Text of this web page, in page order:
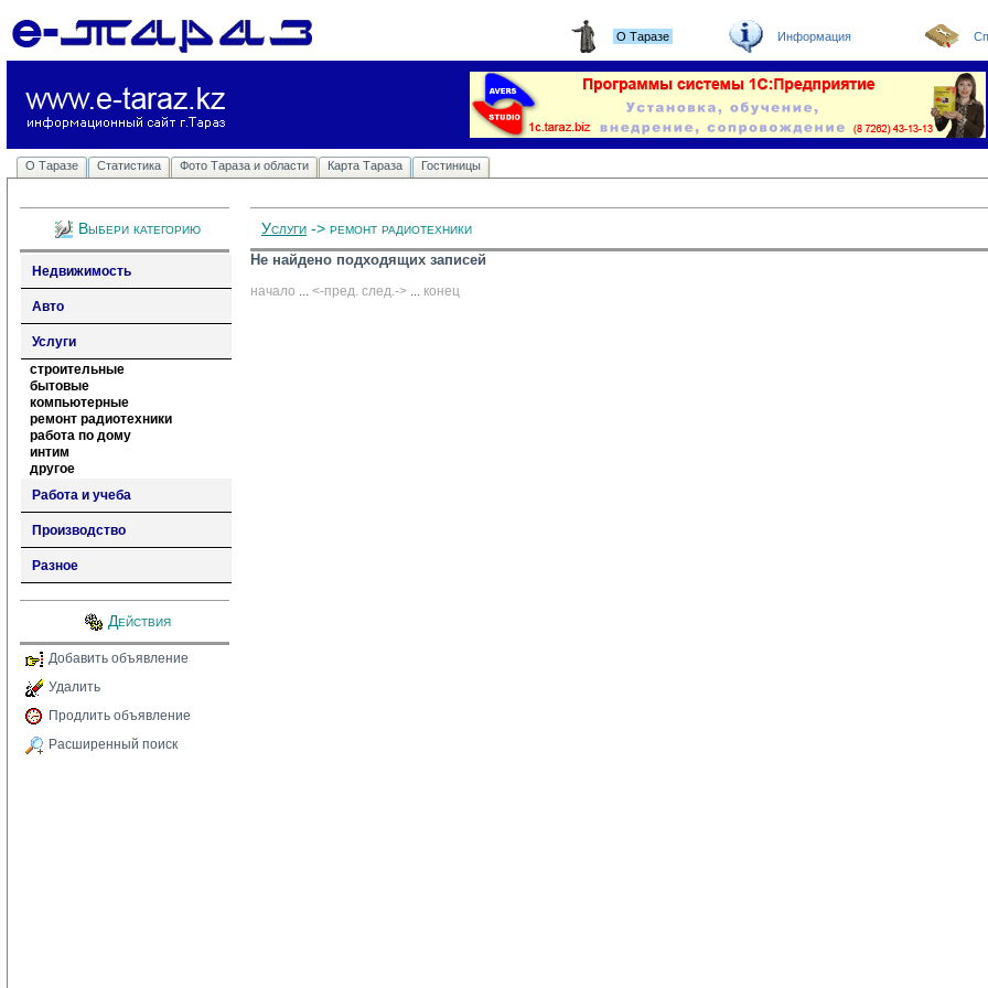
О Таразе Информация
О Таразе Статистика Фото Тараза и области Карта Тараза Гостиницы
Выбери категорию
Недвижимость
Авто
Услуги
строительные
бытовые
компьютерные
ремонт радиотехники
работа по дому
интим
другое
Работа и учеба
Производство
Разное
Действия
Добавить объявление
Удалить
Продлить объявление
Расширенный поиск
Услуги -> ремонт радиотехники
Не найдено подходящих записей
начало ... <-пред. след.-> ... конец